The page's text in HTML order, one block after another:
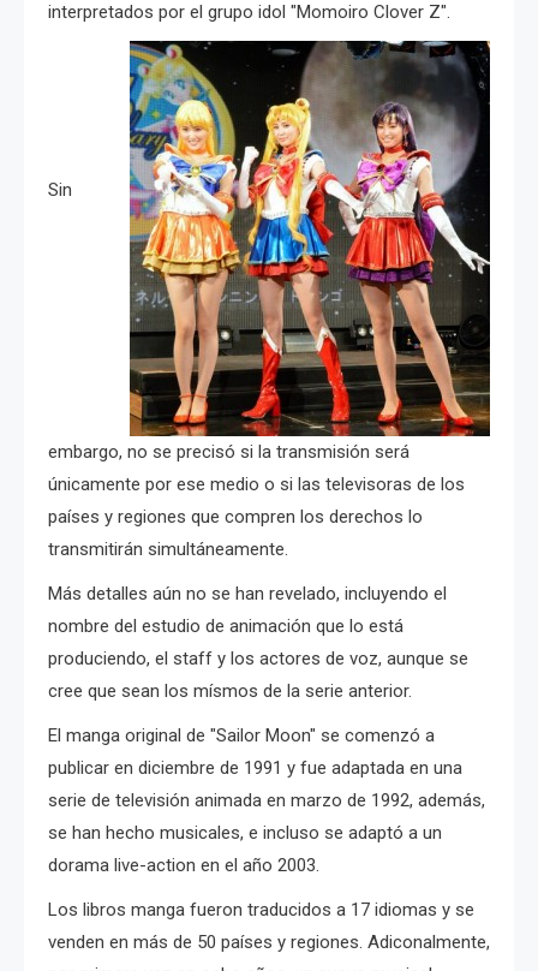
interpretados por el grupo idol "Momoiro Clover Z".
Sin
embargo, no se precisó si la transmisión será
únicamente por ese medio o si las televisoras de los
países y regiones que compren los derechos lo
transmitirán simultáneamente.
Más detalles aún no se han revelado, incluyendo el
nombre del estudio de animación que lo está
produciendo, el staff y los actores de voz, aunque se
cree que sean los mísmos de la serie anterior.
El manga original de "Sailor Moon" se comenzó a
publicar en diciembre de 1991 y fue adaptada en una
serie de televisión animada en marzo de 1992, además,
se han hecho musicales, e incluso se adaptó a un
dorama live-action en el año 2003.
Los libros manga fueron traducidos a 17 idiomas y se
venden en más de 50 países y regiones. Adiconalmente,